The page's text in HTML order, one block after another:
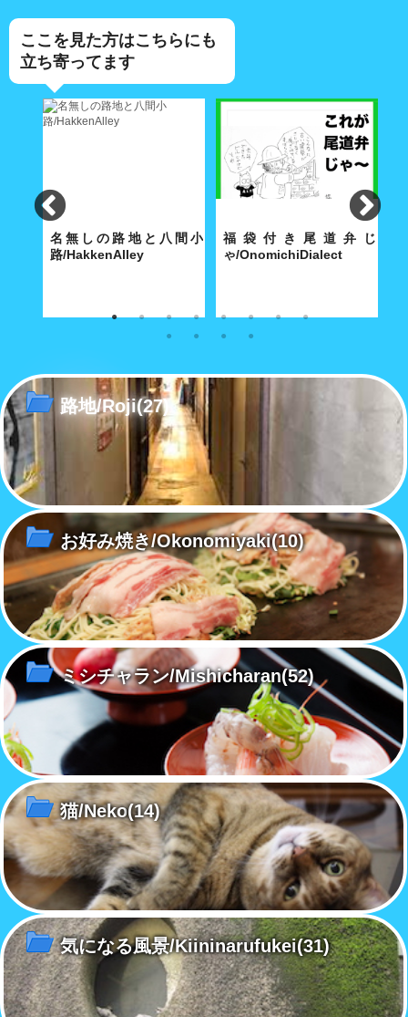
ここを見た方はこちらにも
立ち寄ってます
名無しの路地と八間小
路/HakkenAlley
奥深い路地の真ん中に大きな空
福袋付き尾道弁じ
ゃ/OnomichiDialect
経済合理性が優先する現代社会
路地/Roji(27)
お好み焼き/Okonomiyaki(10)
ミシチャラン/Mishicharan(52)
猫/Neko(14)
気になる風景/Kiininarufukei(31)